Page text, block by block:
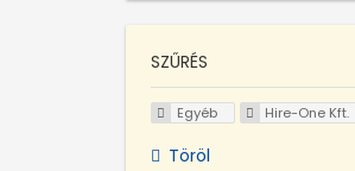
SZŰRÉS
Egyéb Hire-One Kft.
Töröl